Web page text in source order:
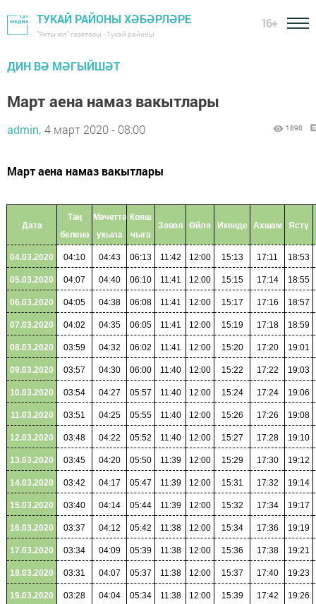
ТУКАЙ РАЙОНЫ ХӘБӘРЛӘРЕ
"Якты юл" газетасы - Тукай районы
16+
ДИН ВӘ МӘГЫЙШӘТ
Март аена намаз вакытлары
admin, 4 март 2020 - 08:00 1898
Март аена намаз вакытлары
Дата
Таң
беленә
Мәчеттә
укыла
Кояш
чыга
Зәвәл Өйлә Икенде Ахшам Ястү
04.03.2020 04:10 04:43 06:13 11:42 12:00 15:13 17:11 18:53
05.03.2020 04:07 04:40 06:10 11:41 12:00 15:15 17:14 18:55
06.03.2020 04:05 04:38 06:08 11:41 12:00 15:17 17:16 18:57
07.03.2020 04:02 04:35 06:05 11:41 12:00 15:19 17:18 18:59
08.03.2020 03:59 04:32 06:02 11:41 12:00 15:20 17:20 19:01
09.03.2020 03:57 04:30 06:00 11:40 12:00 15:22 17:22 19:03
10.03.2020 03:54 04:27 05:57 11:40 12:00 15:24 17:24 19:06
11.03.2020 03:51 04:25 05:55 11:40 12:00 15:26 17:26 19:08
12.03.2020 03:48 04:22 05:52 11:40 12:00 15:27 17:28 19:10
13.03.2020 03:45 04:20 05:50 11:39 12:00 15:29 17:30 19:12
14.03.2020 03:42 04:17 05:47 11:39 12:00 15:31 17:32 19:14
15.03.2020 03:40 04:14 05:44 11:39 12:00 15:32 17:34 19:17
16.03.2020 03:37 04:12 05:42 11:38 12:00 15:34 17:36 19:19
17.03.2020 03:34 04:09 05:39 11:38 12:00 15:36 17:38 19:21
18.03.2020 03:31 04:07 05:37 11:38 12:00 15:37 17:40 19:23
19.03.2020 03:28 04:04 05:34 11:38 12:00 15:39 17:42 19:26